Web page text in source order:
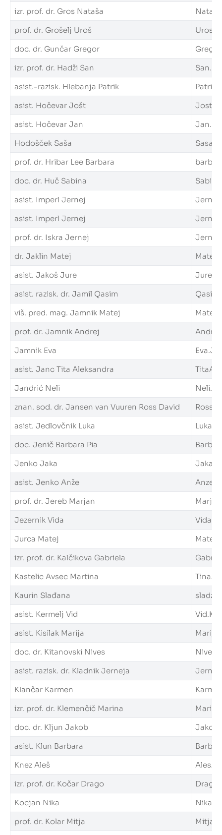
izr. prof. dr. Gros Nataša
prof. dr. Grošelj Uroš
doc. dr. Gunčar Gregor
izr. prof. dr. Hadži San
asist.-razisk. Hlebanja Patrik
asist. Hočevar Jošt
asist. Hočevar Jan
Hodošček Saša
prof. dr. Hribar Lee Barbara
doc. dr. Huč Sabina
asist. Imperl Jernej
asist. Imperl Jernej
prof. dr. Iskra Jernej
dr. Jaklin Matej
asist. Jakoš Jure
asist. razisk. dr. Jamil Qasim
viš. pred. mag. Jamnik Matej
prof. dr. Jamnik Andrej
Jamnik Eva
asist. Janc Tita Aleksandra
Jandrić Neli
znan. sod. dr. Jansen van Vuuren Ross David
asist. Jedlovčnik Luka
doc. Jenič Barbara Pia
Jenko Jaka
asist. Jenko Anže
prof. dr. Jereb Marjan
Jezernik Vida
Jurca Matej
izr. prof. dr. Kalčikova Gabriela
Kastelic Avsec Martina
Kaurin Slađana
asist. Kermelj Vid
asist. Kisilak Marija
doc. dr. Kitanovski Nives
asist. razisk. dr. Kladnik Jerneja
Klančar Karmen
izr. prof. dr. Klemenčič Marina
doc. dr. Kljun Jakob
asist. Klun Barbara
Knez Aleš
izr. prof. dr. Kočar Drago
Kocjan Nika
prof. dr. Kolar Mitja